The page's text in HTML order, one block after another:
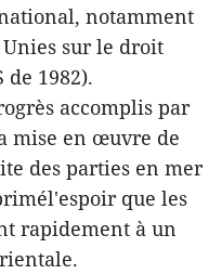
notamment
sur le droit
de 1982).
accomplis par
mise en œuvre de
des parties en mer
que les
rapidement à un